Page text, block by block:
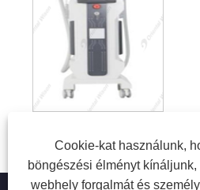
Cookie-kat használunk,
böngészési élményt
webhely forgalmát és